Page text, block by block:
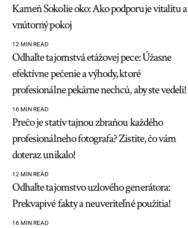
Kameň Sokolie oko: Ako podporuje vitalitu a
vnútorný pokoj
12 MIN READ
Odhaľte tajomstvá etážovej pece: Úžasne
efektívne pečenie a výhody, ktoré
profesionálne pekárne nechcú, aby ste vedeli!
16 MIN READ
Prečo je statív tajnou zbraňou každého
profesionálneho fotografa? Zistite, čo vám
doteraz unikalo!
12 MIN READ
Odhaľte tajomstvo uzlového generátora:
Prekvapivé fakty a neuveriteľné použitia!
16 MIN READ